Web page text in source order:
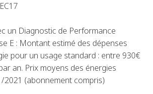
un Diagnostic de Performance
E : Montant estimé des dépenses
pour un usage standard : entre 930€
an. Prix moyens des énergies
2021 (abonnement compris)